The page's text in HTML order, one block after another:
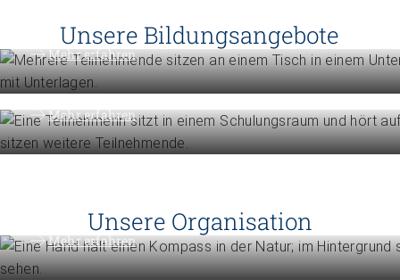
Unsere Bildungsangebote
Mehr erfahren
Weiterbildung
Erweitern Sie Ihre Kompetenzen
Mehr erfahren
Unsere Organisation
Mehr erfahren
Engagement
Politik und Positionen